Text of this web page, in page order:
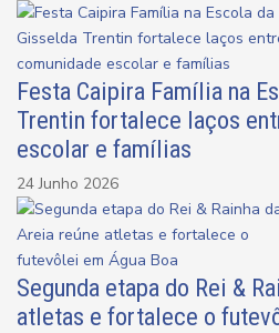
Festa Caipira Família na
Trentin fortalece laços
escolar e famílias
24 Junho 2026
Segunda etapa do Rei &
atletas e fortalece o